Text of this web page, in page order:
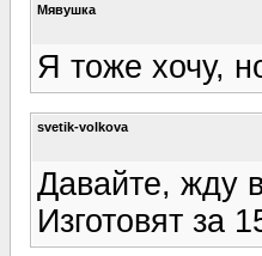
Мявушка
Я тоже хочу,
svetik-volkova
Давайте, жду
Изготовят за